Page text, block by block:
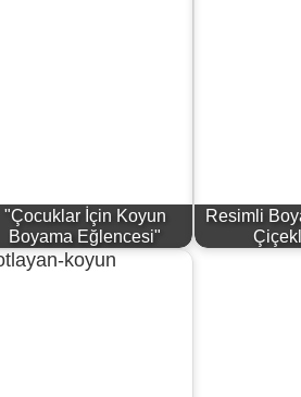
"Çocuklar İçin Koyun
Boyama Eğlencesi"
Resimli